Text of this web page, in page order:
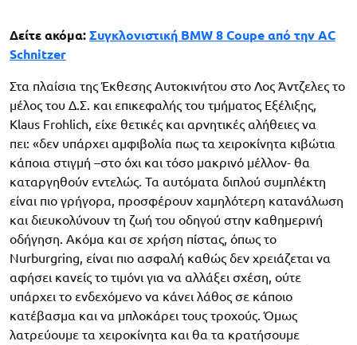
Δείτε ακόμα: Συγκλονιστική BMW 8 Coupe από την AC
Schnitzer
Στα πλαίσια της Έκθεσης Αυτοκινήτου στο Λος Άντζελες το
μέλος του Δ.Σ. και επικεφαλής του τμήματος Εξέλιξης,
Klaus Frohlich, είχε θετικές και αρνητικές αλήθειες να
πει: «δεν υπάρχει αμφιβολία πως τα χειροκίνητα κιβώτια
κάποια στιγμή –στο όχι και τόσο μακρινό μέλλον- θα
καταργηθούν εντελώς. Τα αυτόματα διπλού συμπλέκτη
είναι πιο γρήγορα, προσφέρουν χαμηλότερη κατανάλωση
και διευκολύνουν τη ζωή του οδηγού στην καθημερινή
οδήγηση. Ακόμα και σε χρήση πίστας, όπως το
Nurburgring, είναι πιο ασφαλή καθώς δεν χρειάζεται να
αφήσει κανείς το τιμόνι για να αλλάξει σχέση, ούτε
υπάρχει το ενδεχόμενο να κάνει λάθος σε κάποιο
κατέβασμα και να μπλοκάρει τους τροχούς. Όμως
λατρεύουμε τα χειροκίνητα και θα τα κρατήσουμε